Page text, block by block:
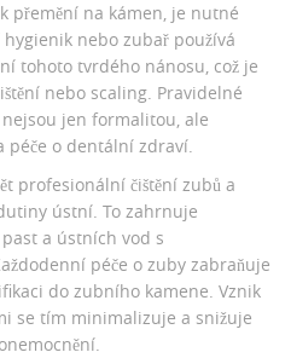
přemění na kámen, je nutné
nebo zubař používá
tohoto tvrdého nánosu, což je
nebo scaling. Pravidelné
jen formalitou, ale
péče o dentální zdraví.
profesionální čištění zubů a
ústní. To zahrnuje
a ústních vod s
péče o zuby zabraňuje
do zubního kamene. Vznik
se tím minimalizuje a snižuje